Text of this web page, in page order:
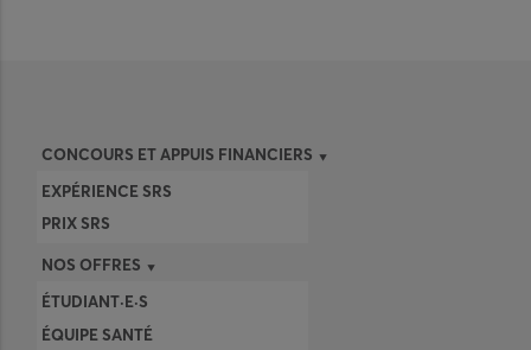
CONCOURS ET APPUIS FINANCIERS
EXPÉRIENCE SRS
PRIX SRS
NOS OFFRES
ÉTUDIANT·E·S
ÉQUIPE SANTÉ